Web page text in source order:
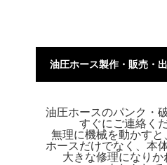
油圧ホース製作・販売・
油圧ホースのパンク・
すぐにご連絡く
無理に機械を動かすと
ホースだけでなく、本
大きな修理になりか